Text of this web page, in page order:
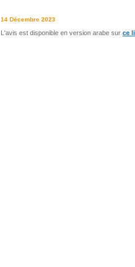
14 Décembre 2023
L'avis est disponible en version arabe sur ce